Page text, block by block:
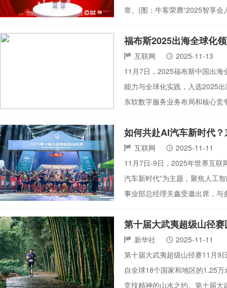
誉。(图：牛客荣膺“2025智享
福布斯2025出海全球化
互联网
2025-11-13
11月7日，2025福布斯中国出
能力与全球化实践，入选2025
东软数字服务业务布局和核心
如何共赴AI汽车新时代
互联网
2025-11-11
11月7日-9日，2025年世界互联
汽车新时代”为主题，聚焦人工
事业部总经理关鑫受邀出席，与
第十届大武夷超级山径
新华社
2025-11-11
第十届大武夷超级山径赛11月9
自全球18个国家和地区的1.25
竞技精神的山水之约。第十届大